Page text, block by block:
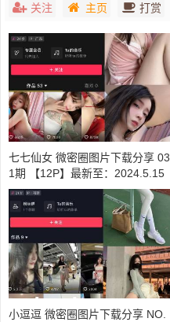
关注 主页 打赏
七七仙女 微密圈图片下载分享 03
1期 【12P】最新至：2024.5.15
小逗逗 微密圈图片下载分享 NO.